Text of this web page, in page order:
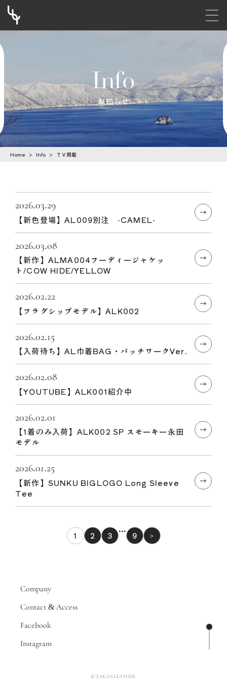
k
o
c
o
メ
Info
お知らせ
Home > Info > ＴＶ掲載
2026.03.29
【新色登場】AL009別注 -CAMEL-
2026.03.08
【新作】ALMA004フーディージャケッ
ト/COW HIDE/YELLOW
2026.02.22
【フラグシップモデル】ALK002
2026.02.15
【入荷待ち】AL巾着BAG・パッチワークVer.
2026.02.08
【YOUTUBE】ALK001紹介中
2026.02.01
【1着のみ入荷】ALK002 SP スモーキー永田
モデル
2026.01.25
【新作】SUNKU BIGLOGO Long Sleeve
Tee
1 2 3 … 9 >
ペー
Company
Contact & Access
Facebook
Instagram
(C) AKAN LEATHER